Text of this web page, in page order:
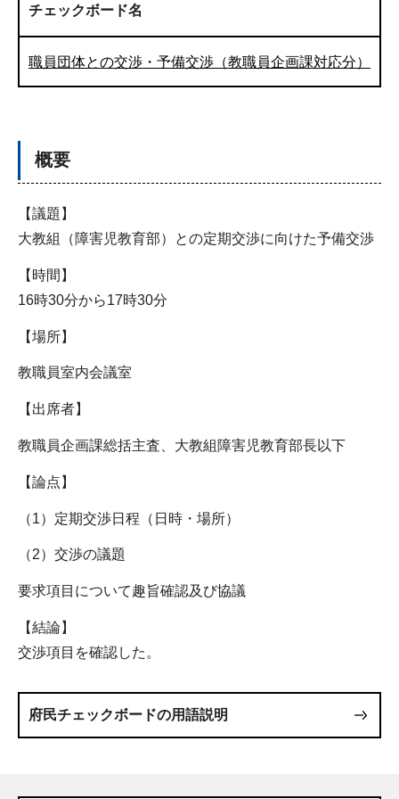
チェックボード名
職員団体との交渉・予備交渉（教職員企画課対応分）
概要
【議題】
大教組（障害児教育部）との定期交渉に向けた予備交渉
【時間】
16時30分から17時30分
【場所】
教職員室内会議室
【出席者】
教職員企画課総括主査、大教組障害児教育部長以下
【論点】
（1）定期交渉日程（日時・場所）
（2）交渉の議題
要求項目について趣旨確認及び協議
【結論】
交渉項目を確認した。
府民チェックボードの用語説明